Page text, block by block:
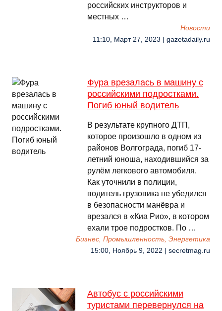
российских инструкторов и
местных …
Новости
11:10, Март 27, 2023 | gazetadaily.ru
Фура врезалась в машину с
российскими подростками.
Погиб юный водитель
В результате крупного ДТП,
которое произошло в одном из
районов Волгограда, погиб 17-
летний юноша, находившийся за
рулём легкового автомобиля.
Как уточнили в полиции,
водитель грузовика не убедился
в безопасности манёвра и
врезался в «Киа Рио», в котором
ехали трое подростков. По …
Бизнес, Промышленность, Энергетика
15:00, Ноябрь 9, 2022 | secretmag.ru
Автобус с российскими
туристами перевернулся на